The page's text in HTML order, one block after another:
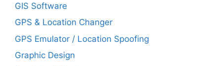
GIS Software
GPS & Location Changer
GPS Emulator / Location Spoofing
Graphic Design